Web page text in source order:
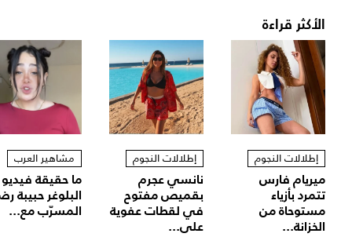
الأكثر قراءة
إطلالات النجوم
ميريام فارس
تتمرد بأزياء
مستوحاة من
الخزانة...
إطلالات النجوم
نانسي عجرم
بقميص مفتوح
في لقطات عفوية
على...
مشاهير العرب
ما حقيقة فيديو
البلوغر حبيبة
المسرّب مع...